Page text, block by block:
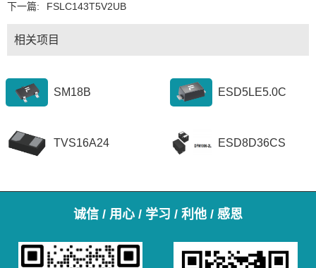
下一篇:
FSLC143T5V2UB
相关项目
SM18B ESD5LE5.0C
TVS16A24 ESD8D36CS
诚信 / 用心 / 学习 / 利他 / 感恩